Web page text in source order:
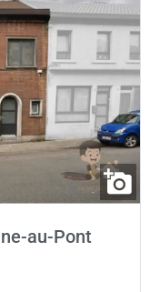
au-Pont